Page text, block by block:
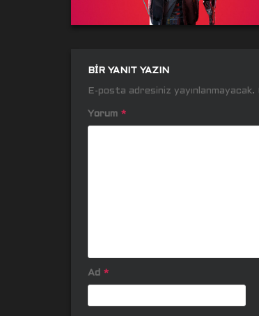
BIR YANIT YAZIN
E-posta adresiniz yayınlanmayacak.
Yorum *
Ad *